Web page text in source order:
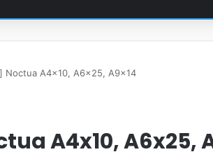
Noctua A4x10, A6x25, A9x14
A4x10, A6x25,